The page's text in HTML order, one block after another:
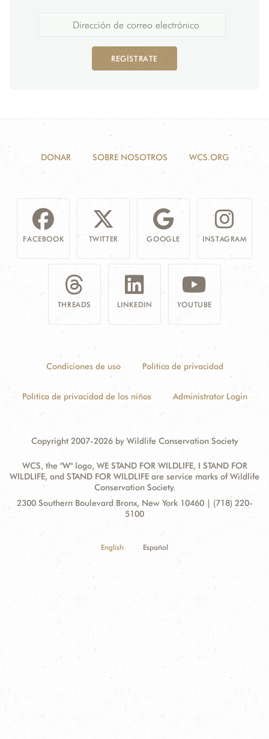
REGÍSTRATE
DONAR SOBRE NOSOTROS WCS.ORG
FACEBOOK TWITTER GOOGLE INSTAGRAM
THREADS LINKEDIN YOUTUBE
Condiciones de uso Política de privacidad
Política de privacidad de los niños Administrator Login
Copyright 2007-2026 by Wildlife Conservation Society
WCS, the "W" logo, WE STAND FOR WILDLIFE, I STAND FOR
WILDLIFE, and STAND FOR WILDLIFE are service marks of Wildlife
Conservation Society.
Contact
Address:
2300 Southern Boulevard Bronx, New York 10460 | (718) 220-
5100
English Español